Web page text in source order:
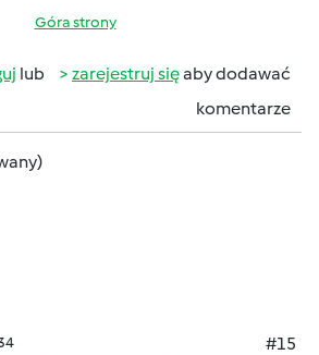
Góra strony
lub zarejestruj sięaby dodawać
komentarze
#15